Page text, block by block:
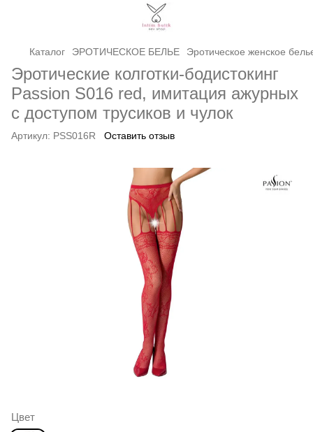
Каталог ЭРОТИЧЕСКОЕ БЕЛЬЕ Эротическое женское
Эротические колготки-бодистокинг
Passion S016 red, имитация ажурных
с доступом трусиков и чулок
Артикул: PSS016R Оставить отзыв
Цвет